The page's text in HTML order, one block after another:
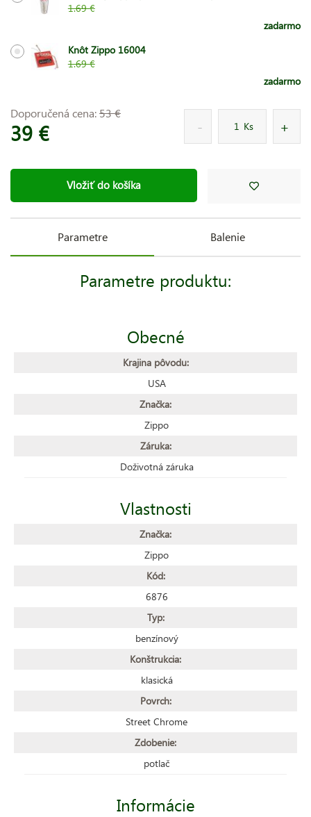
1.69 €
zadarmo
Knôt Zippo 16004
1.69 €
zadarmo
Doporučená cena:53 €
39 € Ks
Vložiť do košíka
Parametre Balenie
Parametre produktu:
Obecné
Krajina pôvodu:
USA
Značka:
Zippo
Záruka:
Doživotná záruka
Vlastnosti
Značka:
Zippo
Kód:
6876
Typ:
benzínový
Konštrukcia:
klasická
Povrch:
Street Chrome
Zdobenie:
potlač
Informácie